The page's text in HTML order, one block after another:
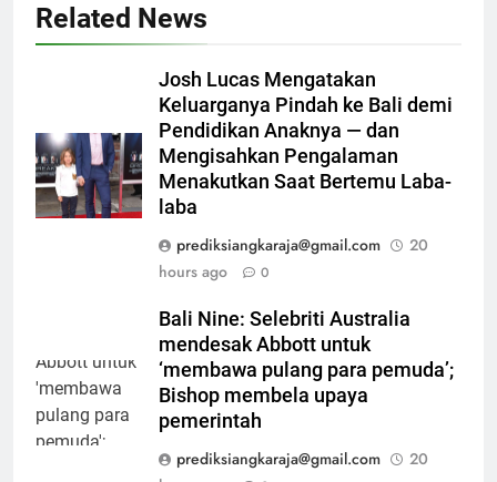
Related News
Josh Lucas Mengatakan
Keluarganya Pindah ke Bali demi
Pendidikan Anaknya — dan
Mengisahkan Pengalaman
Menakutkan Saat Bertemu Laba-
laba
prediksiangkaraja@gmail.com
20
hours ago
0
Bali Nine: Selebriti Australia
mendesak Abbott untuk
‘membawa pulang para pemuda’;
Bishop membela upaya
pemerintah
prediksiangkaraja@gmail.com
20